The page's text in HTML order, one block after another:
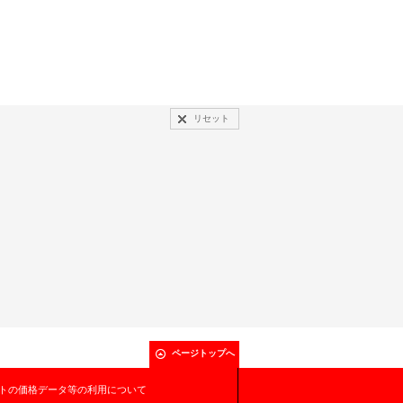
リセット
ページトップへ
の価格データ等の利用について